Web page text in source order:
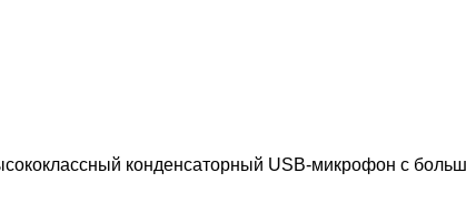
конденсаторный USB-микрофон с